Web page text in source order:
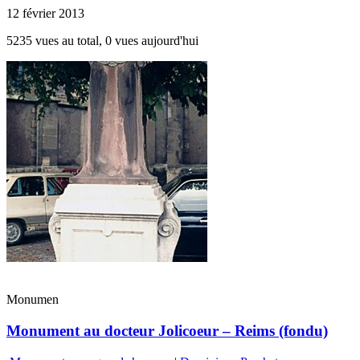
12 février 2013
5235 vues au total, 0 vues aujourd'hui
Monumen
Monument au docteur Jolicoeur – Reims (fondu)